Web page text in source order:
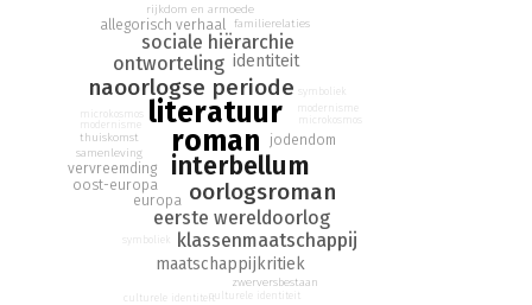
en weigeren de tekenen van naderend verval onder ogen te
zien.Hotel Savoy is geschreven in 1924 en is een duistere,
geestige parabel van Europa op de rand van fascisme en
literatuur
roman
interbellum
naoorlogse periode
oorlogsroman
eerste wereldoorlog
ontworteling
sociale hiërarchie
klassenmaatschappij
maatschappijkritiek
identiteit
europa
oost-europa
vervreemding
jodendom
allegorisch verhaal
samenleving
rijkdom en armoede
thuiskomst
familierelaties
zwerversbestaan
modernisme
symboliek
microkosmos
culturele identiteit
modernisme
symboliek
microkosmos
culturele identiteit